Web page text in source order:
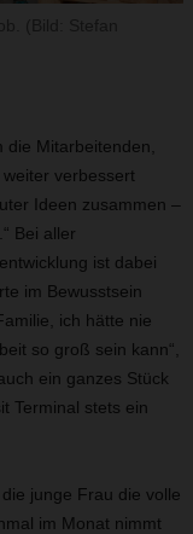
Mitarbeitenden,
verbessert
Ideen zusammen –
Bei aller
ist dabei
im Bewusstsein
ich hätte nie
so groß sein kann“,
ein ganzes Stück
Terminal stets ein
junge Frau die volle
im Monat nimmt